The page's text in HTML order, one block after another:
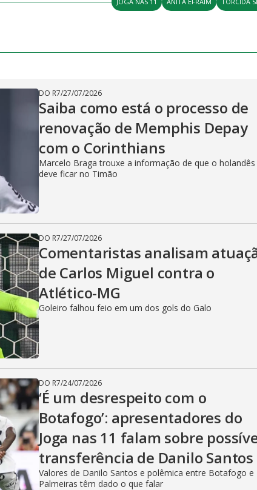
y
V
i
d
e
o
e
DO R7/27/07/2026
Saiba como está o processo de
renovação de Memphis Depay
com o Corinthians
Marcelo Braga trouxe a informação de que o holandês
deve ficar no Timão
DO R7/27/07/2026
Comentaristas analisam
de Carlos Miguel contra o
Atlético-MG
Goleiro falhou feio em um dos gols do Galo
DO R7/24/07/2026
‘É um desrespeito com o
Botafogo’: apresentadores do
Joga nas 11 falam sobre
transferência de Danilo Santos
Valores de Danilo Santos e polêmica entre Botafogo e
Palmeiras têm dado o que falar